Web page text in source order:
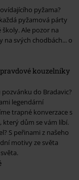
pyžama?
pyžamová párty
Ale pozor na
na svých chodbách... o
kouzelníky
do Bradavic?
legendární
trapné konverzace s
dům se vám líbí.
S peřinami z našeho
motivy ze světa